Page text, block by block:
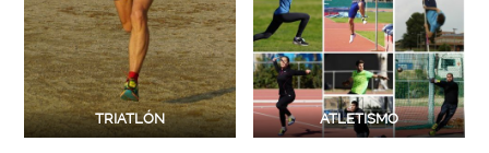
TRIATLÓN ATLETISMO